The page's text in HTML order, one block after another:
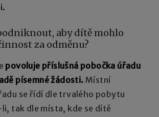
aby dítě mohlo
za odměnu?
povoluje příslušná pobočka úřadu
písemné žádosti.Místní
se řídí dle trvalého pobytu
tak dle místa, kde se dítě